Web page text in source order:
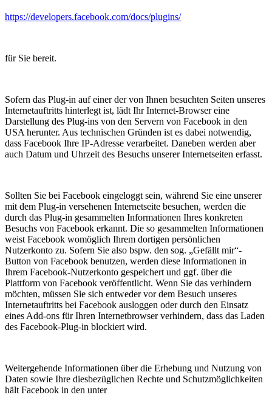
https://developers.facebook.com/docs/plugins/
für Sie bereit.
Sofern das Plug-in auf einer der von Ihnen besuchten Seiten unseres
Internetauftritts hinterlegt ist, lädt Ihr Internet-Browser eine
Darstellung des Plug-ins von den Servern von Facebook in den
USA herunter. Aus technischen Gründen ist es dabei notwendig,
dass Facebook Ihre IP-Adresse verarbeitet. Daneben werden aber
auch Datum und Uhrzeit des Besuchs unserer Internetseiten erfasst.
Sollten Sie bei Facebook eingeloggt sein, während Sie eine unserer
mit dem Plug-in versehenen Internetseite besuchen, werden die
durch das Plug-in gesammelten Informationen Ihres konkreten
Besuchs von Facebook erkannt. Die so gesammelten Informationen
weist Facebook womöglich Ihrem dortigen persönlichen
Nutzerkonto zu. Sofern Sie also bspw. den sog. „Gefällt mir“-
Button von Facebook benutzen, werden diese Informationen in
Ihrem Facebook-Nutzerkonto gespeichert und ggf. über die
Plattform von Facebook veröffentlicht. Wenn Sie das verhindern
möchten, müssen Sie sich entweder vor dem Besuch unseres
Internetauftritts bei Facebook ausloggen oder durch den Einsatz
eines Add-ons für Ihren Internetbrowser verhindern, dass das Laden
des Facebook-Plug-in blockiert wird.
Weitergehende Informationen über die Erhebung und Nutzung von
Daten sowie Ihre diesbezüglichen Rechte und Schutzmöglichkeiten
hält Facebook in den unter